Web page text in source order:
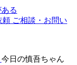
ご相談・お問い
今日の慎吾ちゃん